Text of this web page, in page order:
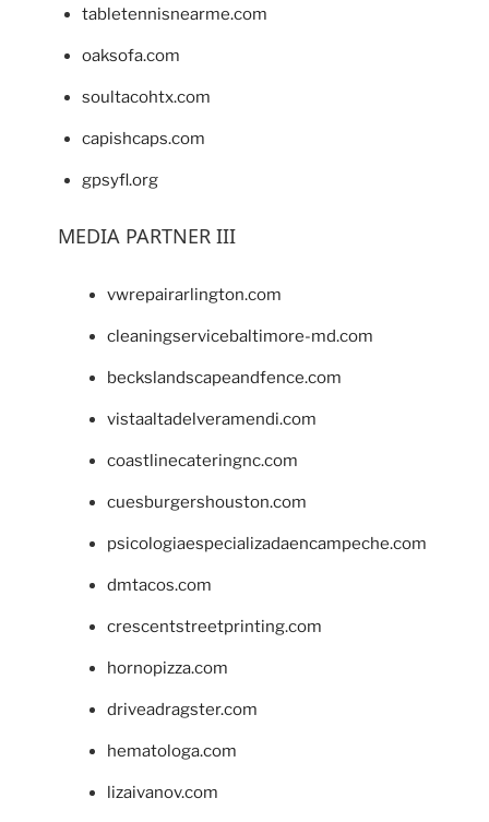
tabletennisnearme.com
oaksofa.com
soultacohtx.com
capishcaps.com
gpsyfl.org
MEDIA PARTNER III
vwrepairarlington.com
cleaningservicebaltimore-md.com
beckslandscapeandfence.com
vistaaltadelveramendi.com
coastlinecateringnc.com
cuesburgershouston.com
psicologiaespecializadaencampeche.com
dmtacos.com
crescentstreetprinting.com
hornopizza.com
driveadragster.com
hematologa.com
lizaivanov.com